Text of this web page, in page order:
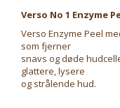
Verso No 1 Enzyme
Verso Enzyme Peel
som fjerner
snavs og døde
glattere, lysere
og strålende hud.